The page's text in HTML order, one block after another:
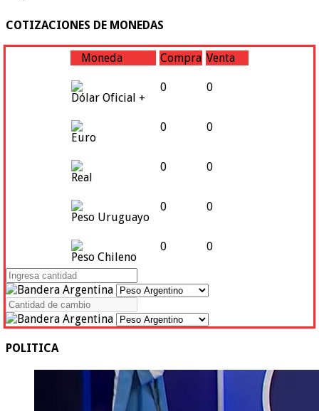
COTIZACIONES DE MONEDAS
Moneda Compra Venta
Dólar Oficial +
0 0
Euro
0 0
Real
0 0
Peso Uruguayo
0 0
Peso Chileno
0 0
POLITICA